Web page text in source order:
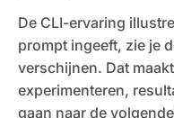
De CLI-ervaring
prompt ingeeft, zie je
verschijnen. Dat
experimenteren,
gaan naar de